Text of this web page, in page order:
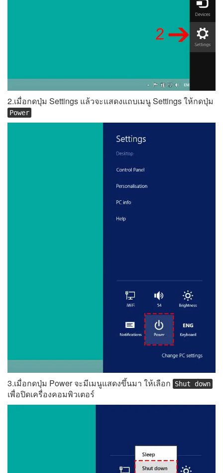
2.เมื่อกดปุ่ม Settings แล้วจะแสดงแถบเมนู Settings ให้กดปุ่ม
Power
3.เมื่อกดปุ่ม Power จะมีเมนูแสดงขึ้นมา ให้เลือก Shut down
เพื่อปิดเครื่องคอมพิวเตอร์